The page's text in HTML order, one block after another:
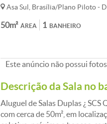
Asa Sul, Brasília/Plano Piloto -
ÁREA
50m² BANHEIRO
1
Este anúncio não possui
Descrição da Sala no
Aluguel de Salas Duplas ¿
com cerca de 50m², em